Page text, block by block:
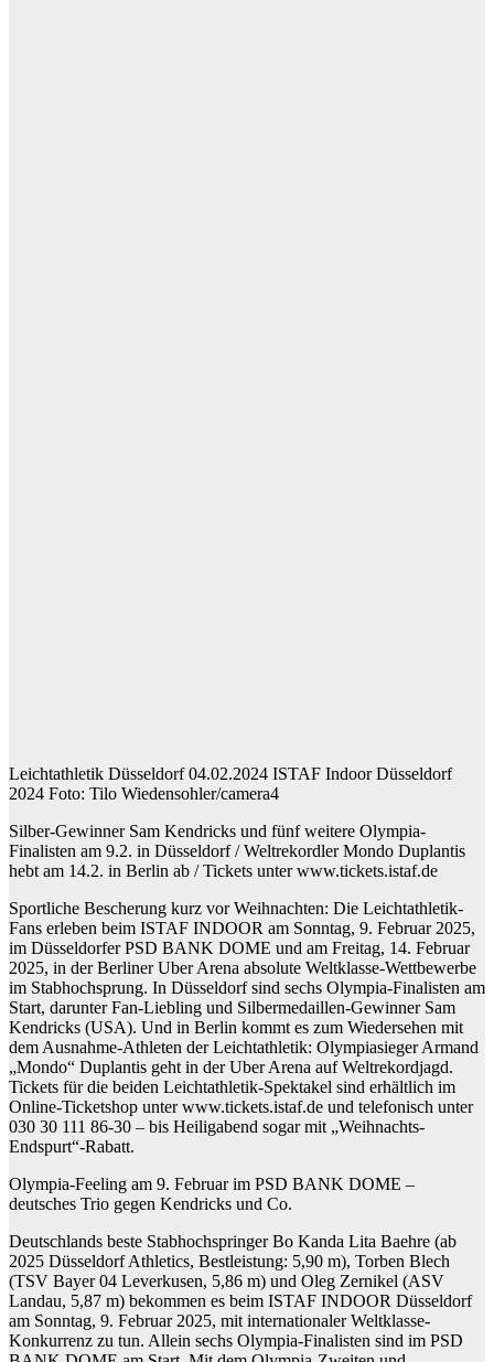
Leichtathletik Düsseldorf 04.02.2024 ISTAF Indoor Düsseldorf
2024 Foto: Tilo Wiedensohler/camera4
Silber-Gewinner Sam Kendricks und fünf weitere Olympia-
Finalisten am 9.2. in Düsseldorf / Weltrekordler Mondo Duplantis
hebt am 14.2. in Berlin ab / Tickets unterwww.tickets.istaf.de
Sportliche Bescherung kurz vor Weihnachten: Die Leichtathletik-
Fans erleben beim ISTAF INDOOR am Sonntag, 9. Februar 2025,
im Düsseldorfer PSD BANK DOME und am Freitag, 14. Februar
2025, in der Berliner Uber Arena absolute Weltklasse-Wettbewerbe
im Stabhochsprung. In Düsseldorf sind sechs Olympia-Finalisten am
Start, darunter Fan-Liebling und Silbermedaillen-Gewinner Sam
Kendricks (USA). Und in Berlin kommt es zum Wiedersehen mit
dem Ausnahme-Athleten der Leichtathletik: Olympiasieger Armand
„Mondo“ Duplantis geht in der Uber Arena auf Weltrekordjagd.
Tickets für die beiden Leichtathletik-Spektakel sind erhältlich im
Online-Ticketshop unter www.tickets.istaf.de und telefonisch unter
030 30 111 86-30 – bis Heiligabend sogar mit „Weihnachts-
Endspurt“-Rabatt.
Olympia-Feeling am 9. Februar im PSD BANK DOME –
deutsches Trio gegen Kendricks und Co.
Deutschlands beste StabhochspringerBo Kanda Lita Baehre (ab
2025 Düsseldorf Athletics, Bestleistung: 5,90 m), Torben Blech
(TSV Bayer 04 Leverkusen, 5,86 m) und Oleg Zernikel (ASV
Landau, 5,87 m) bekommen es beim ISTAF INDOOR Düsseldorf
am Sonntag, 9. Februar 2025, mit internationaler Weltklasse-
Konkurrenz zu tun. Allein sechs Olympia-Finalisten sind im PSD